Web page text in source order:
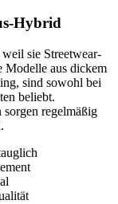
Hybrid
sie Streetwear-
aus dickem
sind sowohl bei
beliebt.
regelmäßig